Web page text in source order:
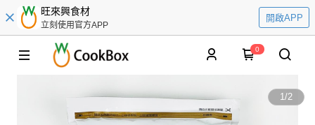
旺來興食材
立刻使用官方APP
開啟APP
0
1/2